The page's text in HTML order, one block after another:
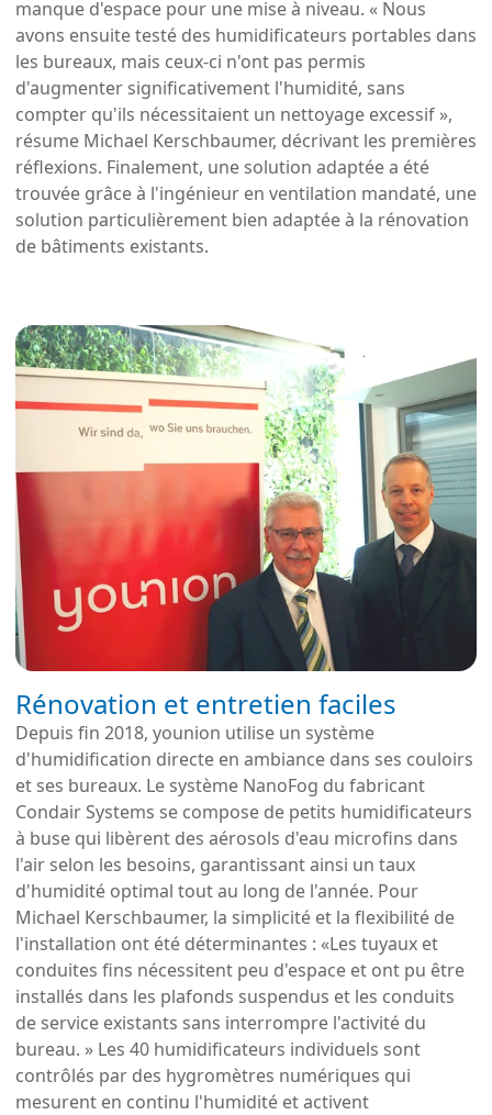
manque d'espace pour une mise à niveau. « Nous
avons ensuite testé des humidificateurs portables dans
les bureaux, mais ceux-ci n'ont pas permis
d'augmenter significativement l'humidité, sans
compter qu'ils nécessitaient un nettoyage excessif »,
résume Michael Kerschbaumer, décrivant les premières
réflexions. Finalement, une solution adaptée a été
trouvée grâce à l'ingénieur en ventilation mandaté, une
solution particulièrement bien adaptée à la rénovation
de bâtiments existants.
Rénovation et entretien faciles
Depuis fin 2018, younion utilise un système
d'humidification directe en ambiance dans ses couloirs
et ses bureaux. Le système NanoFog du fabricant
Condair Systems se compose de petits humidificateurs
à buse qui libèrent des aérosols d'eau microfins dans
l'air selon les besoins, garantissant ainsi un taux
d'humidité optimal tout au long de l'année. Pour
Michael Kerschbaumer, la simplicité et la flexibilité de
l'installation ont été déterminantes : «Les tuyaux et
conduites fins nécessitent peu d'espace et ont pu être
installés dans les plafonds suspendus et les conduits
de service existants sans interrompre l'activité du
bureau. » Les 40 humidificateurs individuels sont
contrôlés par des hygromètres numériques qui
mesurent en continu l'humidité et activent